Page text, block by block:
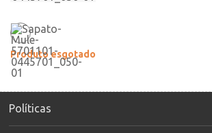
Produto esgotado
Políticas